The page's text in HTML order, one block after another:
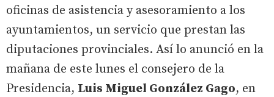
oficinas de asistencia y asesoramiento a los
ayuntamientos, un servicio que prestan las
diputaciones provinciales. Así lo anunció en la
mañana de este lunes el consejero de la
Presidencia, Luis Miguel González Gago, en